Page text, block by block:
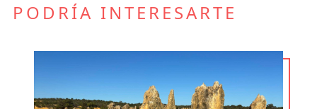
PODRÍA INTERESARTE